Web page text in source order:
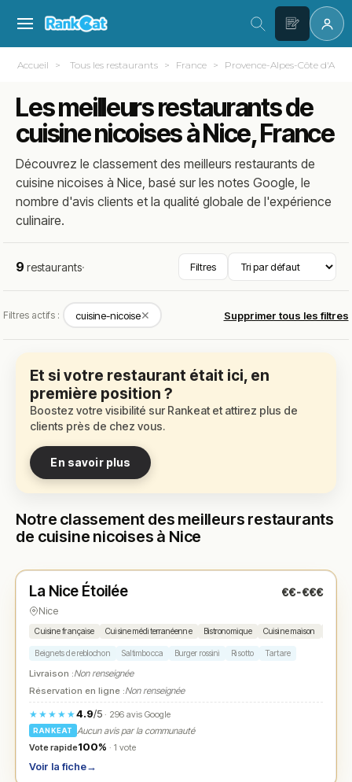
Accueil Tous les restaurants France Provence-Alpes-Côte d'Azur
Les meilleurs restaurants de
cuisine nicoises à Nice, France
Découvrez le classement des meilleurs restaurants de
cuisine nicoises à Nice, basé sur les notes Google, le
nombre d'avis clients et la qualité globale de l'expérience
culinaire.
9 restaurants· Filtres
Filtres actifs : cuisine-nicoise✕ Supprimer tous les filtres
Et si votre restaurant était ici, en
première position ?
Boostez votre visibilité sur Rankeat et attirez plus de
clients près de chez vous.
En savoir plus
Notre classement des meilleurs restaurants
de cuisine nicoises à Nice
★ N° 1
La Nice Étoilée €€-€€€
Nice
Cuisine française Cuisine méditerranéenne Bistronomique Cuisine maison
Beignets de reblochon Saltimbocca Burger rossini Risotto Tartare
Livraison :Non renseignée
Réservation en ligne :Non renseignée
★★★★★4.9/5· 296 avis Google
RANKEAT
Aucun avis par la communauté
Vote rapide100% · 1 vote
Voir la fiche→